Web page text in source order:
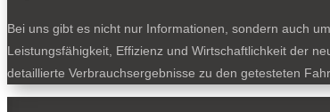
Bei uns gibt es nicht nur Informationen, sondern auch
Leistungsfähigkeit, Effizienz und Wirtschaftlichkeit der
detaillierte Verbrauchsergebnisse zu den getesteten